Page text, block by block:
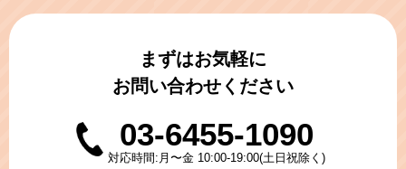
まずはお気軽に
お問い合わせください
03-6455-1090
対応時間:月〜金 10:00-19:00(土日祝除く)